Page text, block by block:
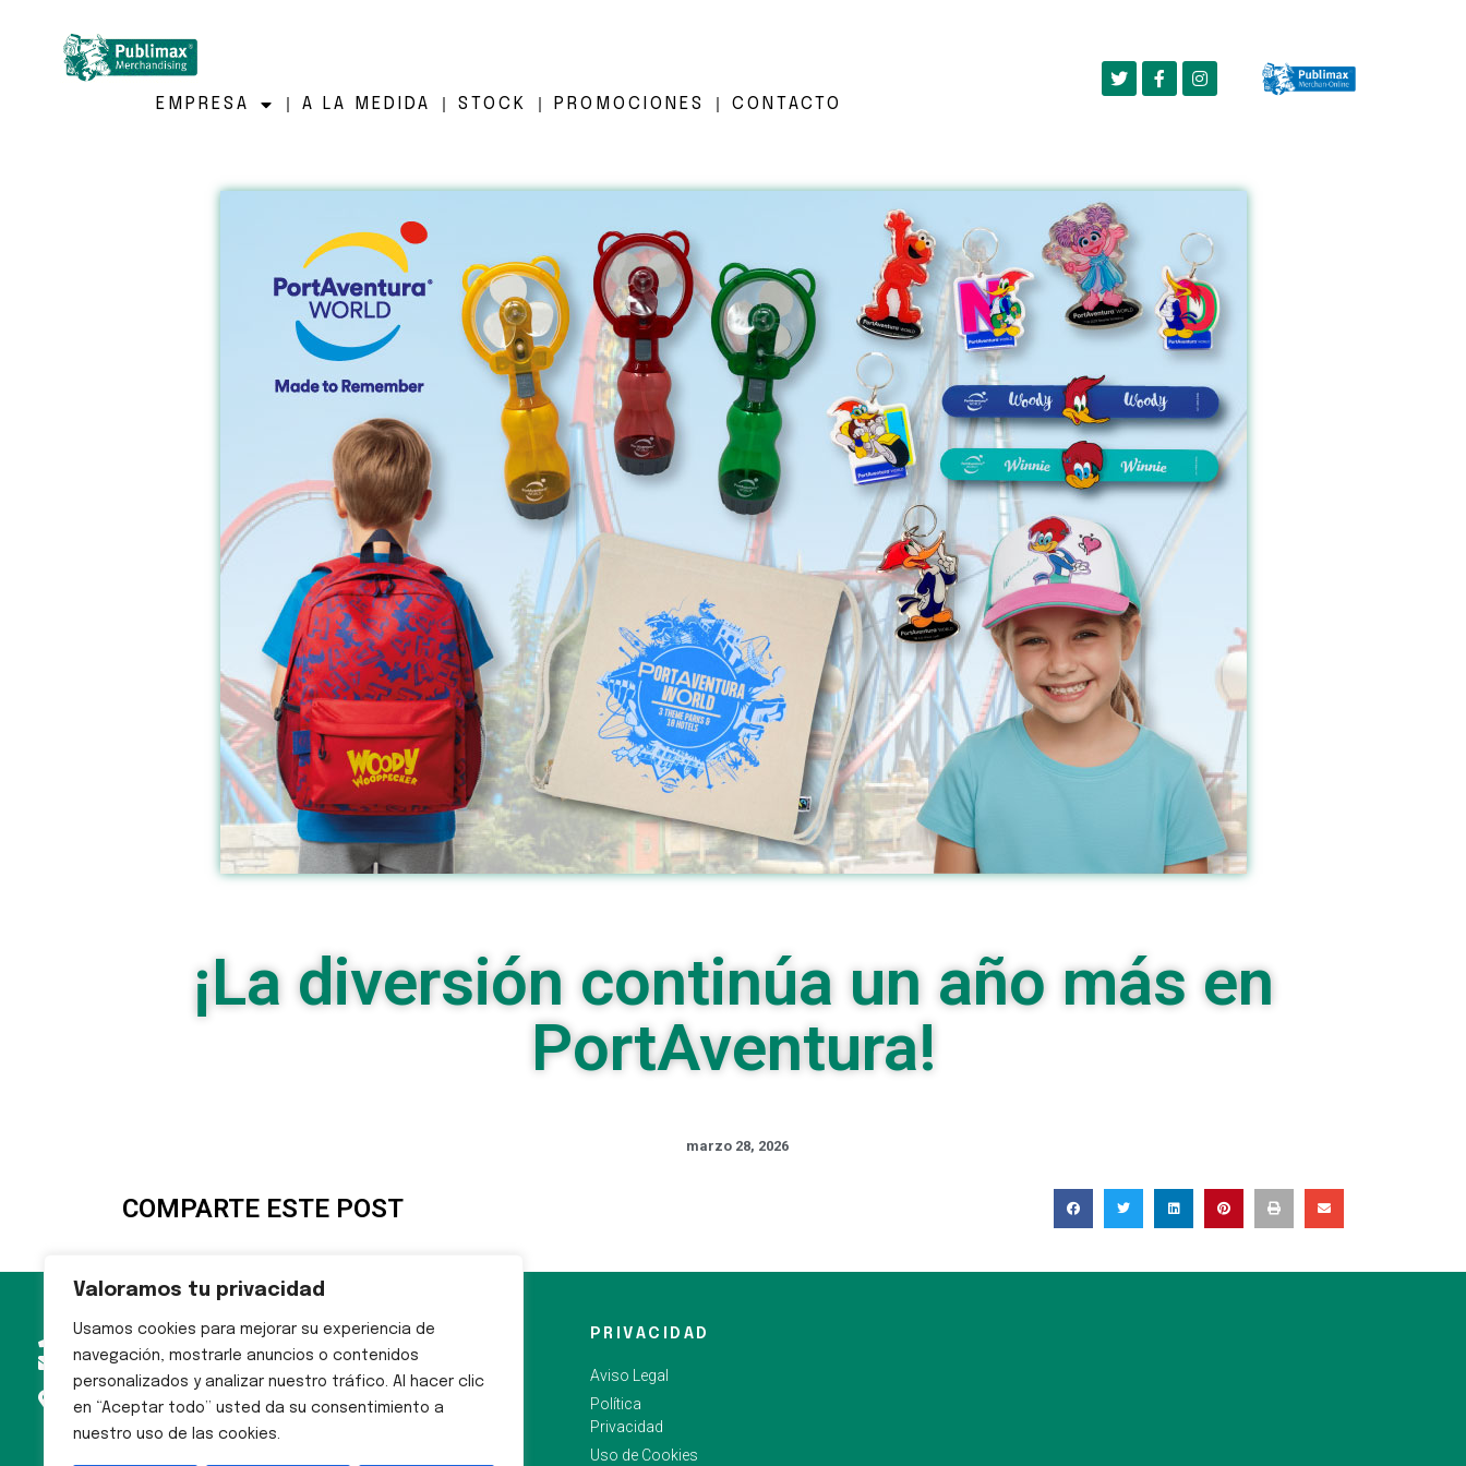
Valoramos tu privacidad
Usamos cookies para mejorar su experiencia de
navegación, mostrarle anuncios o contenidos
personalizados y analizar nuestro tráfico. Al hacer clic
en “Aceptar todo” usted da su consentimiento a
nuestro uso de las cookies.
EMPRESA A LA MEDIDA STOCK PROMOCIONES CONTACTO
¡La diversión continúa un año más en
PortAventura!
marzo 28, 2026
COMPARTE ESTE POST
976 73 65 37
publimax@publimax-asap.com
P.º Alberto Casañal Shakery, 31,
50015 Zaragoza
MAPA
WEB
Inicio
PRIVACIDAD
Aviso Legal
Política
Privacidad
Uso de Cookies